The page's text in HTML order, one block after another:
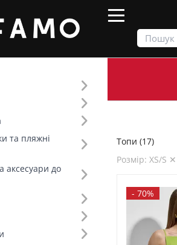
та пляжні
аксесуари до
Топи
Топи (17)
Розмір: XS/S ✕
- 70%